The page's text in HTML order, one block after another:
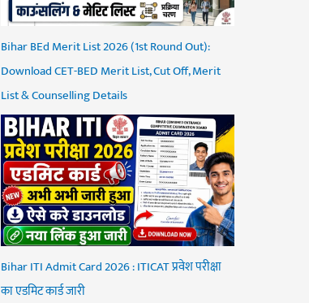
Bihar BEd Merit List 2026 (1st Round Out):
Download CET-BED Merit List, Cut Off, Merit
List & Counselling Details
Bihar ITI Admit Card 2026 : ITICAT प्रवेश परीक्षा
का एडमिट कार्ड जारी